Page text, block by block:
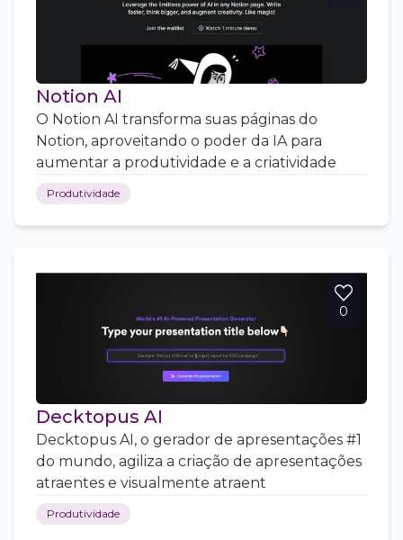
Notion AI
O Notion AI transforma suas páginas do
Notion, aproveitando o poder da IA para
aumentar a produtividade e a criatividade
Produtividade
0
Decktopus AI
Decktopus AI, o gerador de apresentações #1
do mundo, agiliza a criação de apresentações
atraentes e visualmente atraent
Produtividade